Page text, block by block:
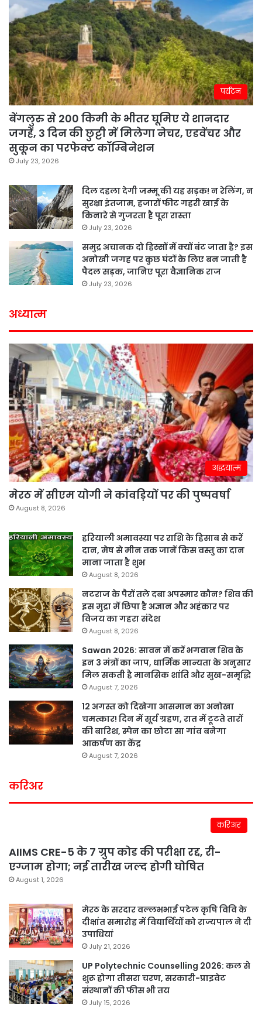
पर्यटन
बेंगलुरु से 200 किमी के भीतर घूमिए ये शानदार
जगहें, 3 दिन की छुट्टी में मिलेगा नेचर, एडवेंचर और
सुकून का परफेक्ट कॉम्बिनेशन
July 23, 2026
दिल दहला देगी जम्मू की यह सड़क! न रेलिंग, न
सुरक्षा इंतजाम, हजारों फीट गहरी खाई के
किनारे से गुजरता है पूरा रास्ता
July 23, 2026
समुद्र अचानक दो हिस्सों में क्यों बंट जाता है? इस
अनोखी जगह पर कुछ घंटों के लिए बन जाती है
पैदल सड़क, जानिए पूरा वैज्ञानिक राज
July 23, 2026
अध्यात्म
अद्धयात्म
मेरठ में सीएम योगी ने कांवड़ियों पर की पुष्पवर्षा
August 8, 2026
हरियाली अमावस्या पर राशि के हिसाब से करें
दान, मेष से मीन तक जानें किस वस्तु का दान
माना जाता है शुभ
August 8, 2026
नटराज के पैरों तले दबा अपस्मार कौन? शिव की
इस मुद्रा में छिपा है अज्ञान और अहंकार पर
विजय का गहरा संदेश
August 8, 2026
Sawan 2026: सावन में करें भगवान शिव के
इन 3 मंत्रों का जाप, धार्मिक मान्यता के अनुसार
मिल सकती है मानसिक शांति और सुख-समृद्धि
August 7, 2026
12 अगस्त को दिखेगा आसमान का अनोखा
चमत्कार! दिन में सूर्य ग्रहण, रात में टूटते तारों
की बारिश, स्पेन का छोटा सा गांव बनेगा
आकर्षण का केंद्र
August 7, 2026
करिअर
करिअर
AIIMS CRE-5 के 7 ग्रुप कोड की परीक्षा रद्द, री-
एग्जाम होगा; नई तारीख जल्द होगी घोषित
August 1, 2026
मेरठ के सरदार वल्लभभाई पटेल कृषि विवि के
दीक्षांत समारोह में विद्यार्थियों को राज्यपाल ने दी
उपाधियां
July 21, 2026
UP Polytechnic Counselling 2026: कल से
शुरू होगा तीसरा चरण, सरकारी-प्राइवेट
संस्थानों की फीस भी तय
July 15, 2026